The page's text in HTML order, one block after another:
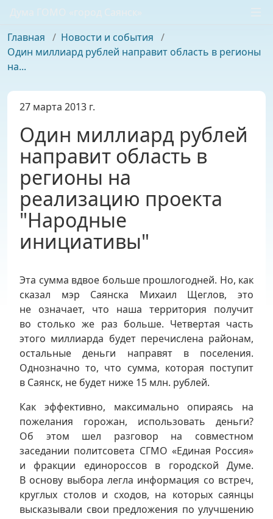
Дума ГОМО «город Саянск»
Главная / Новости и события /
Один миллиард рублей направит область в регионы
на...
27 марта 2013 г.
Один миллиард рублей
направит область в
регионы на
реализацию проекта
"Народные
инициативы"
Эта сумма вдвое больше прошлогодней. Но, как
сказал мэр Саянска Михаил Щеглов, это
не означает, что наша территория получит
во столько же раз больше. Четвертая часть
этого миллиарда будет перечислена районам,
остальные деньги направят в поселения.
Однозначно то, что сумма, которая поступит
в Саянск, не будет ниже 15 млн. рублей.
Как эффективно, максимально опираясь на
пожелания горожан, использовать деньги?
Об этом шел разговор на совместном
заседании политсовета СГМО «Единая Россия»
и фракции единороссов в городской Думе.
В основу выбора легла информация со встреч,
круглых столов и сходов, на которых саянцы
высказывали свои предложения по улучшению